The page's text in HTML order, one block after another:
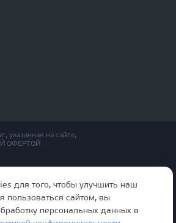
указанная на сайте,
ОФЕРТОЙ
и межкомнатных дверей
данных
данных
для того, чтобы улучшить наш
пользоваться сайтом, вы
персональных данных в